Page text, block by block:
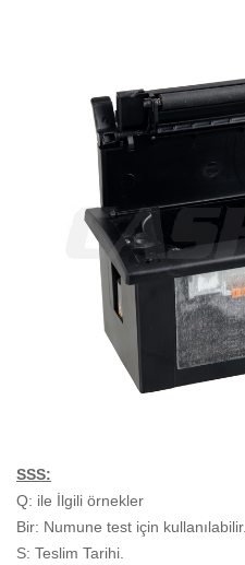
SSS:
Q: ile İlgili örnekler
Bir: Numune test için kullanılabilir.
S: Teslim Tarihi.